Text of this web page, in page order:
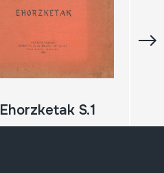
Ehorzketak S.1